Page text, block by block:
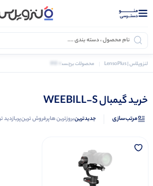
منــــــــــــو
دستــرسی
لنزوپلاس | LensoPlus محصولات برچسب خورده “خرید گیمبال WEEBILL-S”
خرید گیمبال WEEBILL-S
مرتب‌سازی جدیدترینبروزترین هاپرفروش ترینپربازدید